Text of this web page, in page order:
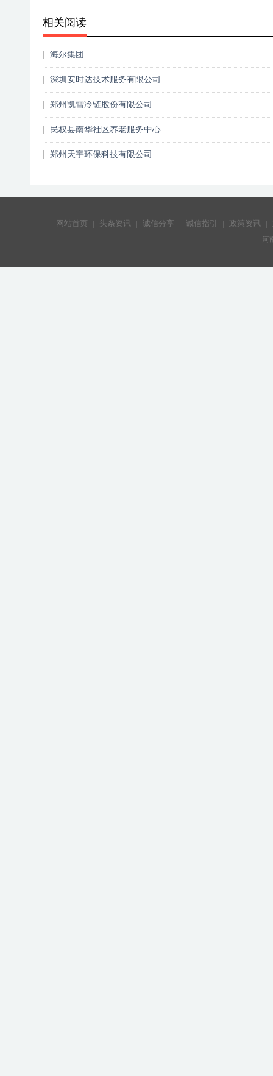
相关阅读
海尔集团
深圳安时达技术服务有限公司
郑州凯雪冷链股份有限公司
民权县南华社区养老服务中心
郑州天宇环保科技有限公司
网站首页 | 头条资讯 | 诚信分享 | 诚信指引 | 政策资讯 |
河